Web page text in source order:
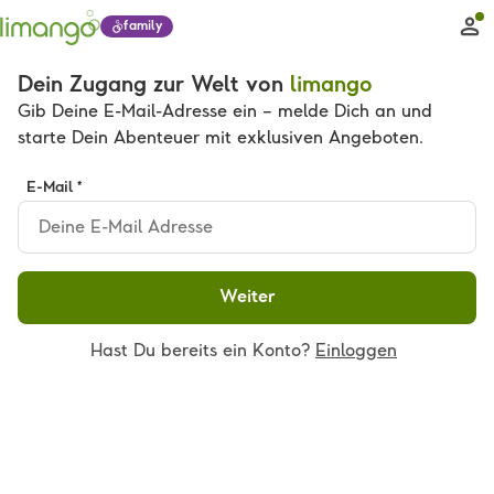
family
Dein Zugang zur Welt von limango
Gib Deine E-Mail-Adresse ein – melde Dich an und
starte Dein Abenteuer mit exklusiven Angeboten.
E-Mail *
Weiter
Hast Du bereits ein Konto? Einloggen